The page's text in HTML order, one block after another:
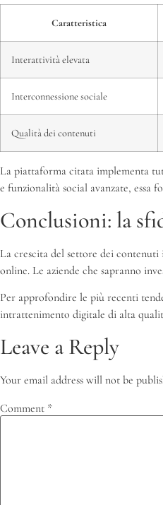
Caratteristica
Interattività elevata
Interconnessione sociale
Qualità dei contenuti
La piattaforma citata implementa
e funzionalità social avanzate, essa
Conclusioni: la
La crescita del settore dei
online. Le aziende che sapranno
Per approfondire le più recenti
intrattenimento digitale di alta
Leave a Reply
Your email address will not be
Comment *